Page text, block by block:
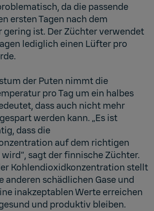
da die passende
ersten Tagen nach dem
gering ist. Der Züchter verwendet
lediglich einen Lüfter pro
der Puten nimmt die
pro Tag um ein halbes
dass auch nicht mehr
werden kann. „Es ist
dass die
auf dem richtigen
sagt der finnische Züchter.
Kohlendioxidkonzentration stellt
anderen schädlichen Gase und
inakzeptablen Werte erreichen
und produktiv bleiben.